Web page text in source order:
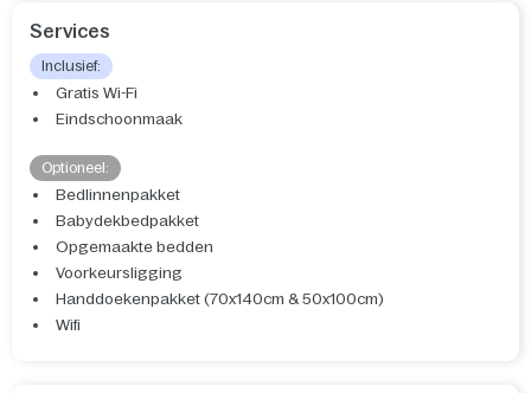
Services
Inclusief:
Gratis Wi-Fi
Eindschoonmaak
Optioneel:
Bedlinnenpakket
Babydekbedpakket
Opgemaakte bedden
Voorkeursligging
Handdoekenpakket (70x140cm & 50x100cm)
Wifi